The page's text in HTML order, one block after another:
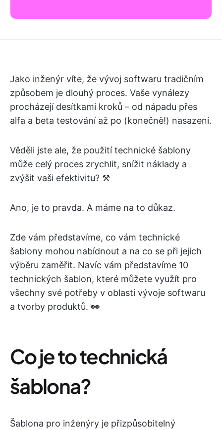
Jako inženýr víte, že vývoj softwaru tradičním
způsobem je dlouhý proces. Vaše vynálezy
procházejí desítkami kroků – od nápadu přes
alfa a beta testování až po (konečně!) nasazení.
Věděli jste ale, že použití technické šablony
může celý proces zrychlit, snížit náklady a
zvýšit vaši efektivitu? ⚒️
Ano, je to pravda. A máme na to důkaz.
Zde vám představíme, co vám technické
šablony mohou nabídnout a na co se při jejich
výběru zaměřit. Navíc vám představíme 10
technických šablon, které můžete využít pro
všechny své potřeby v oblasti vývoje softwaru
a tvorby produktů. 👀
Co je to technická
šablona?
Šablona pro inženýry je přizpůsobitelný